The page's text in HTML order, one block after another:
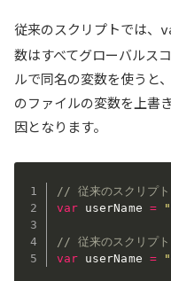
従来のスクリプトでは、
数はすべてグローバルス
ルで同名の変数を使うと
のファイルの変数を上書
因となります。
// 従来のスクリプ
var userName =
// 従来のスクリプ
var userName =